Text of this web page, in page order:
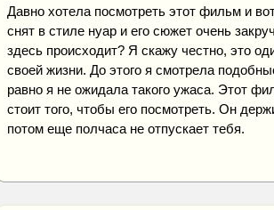
Давно хотела посмотреть этот фильм и
снят в стиле нуар и его сюжет очень
здесь происходит? Я скажу честно, это
своей жизни. До этого я смотрела
равно я не ожидала такого ужаса. Этот
стоит того, чтобы его посмотреть. Он
потом еще полчаса не отпускает тебя.